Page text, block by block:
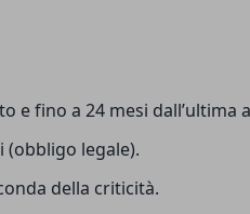
e fino a 24 mesi dall’ultima
(obbligo legale).
della criticità.